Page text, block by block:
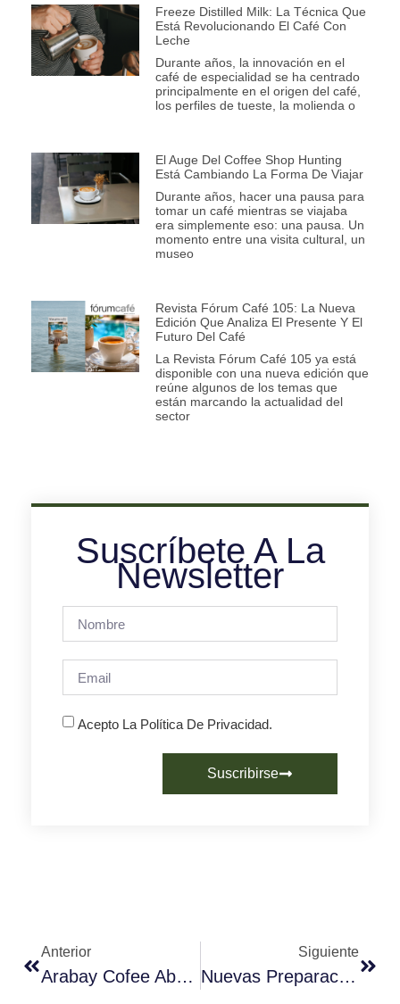
Freeze Distilled Milk: La Técnica Que
Está Revolucionando El Café Con
Leche
Durante años, la innovación en el
café de especialidad se ha centrado
principalmente en el origen del café,
los perfiles de tueste, la molienda o
El Auge Del Coffee Shop Hunting
Está Cambiando La Forma De Viajar
Durante años, hacer una pausa para
tomar un café mientras se viajaba
era simplemente eso: una pausa. Un
momento entre una visita cultural, un
museo
Revista Fórum Café 105: La Nueva
Edición Que Analiza El Presente Y El
Futuro Del Café
La Revista Fórum Café 105 ya está
disponible con una nueva edición que
reúne algunos de los temas que
están marcando la actualidad del
sector
Suscríbete A La
Newsletter
Acepto La Política De Privacidad.
Suscribirse
Anterior
Arabay Cofee Abre Un Nuevo Espacio En El Mercado Del Olivar De Palma
Siguiente
Nuevas Preparaciones Que Marcarán Tendencia… ¡O No!